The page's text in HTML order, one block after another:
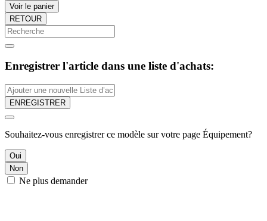
Voir le panier
RETOUR
Enregistrer l'article dans une liste d'achats:
ENREGISTRER
Souhaitez-vous enregistrer ce modèle sur votre page Équipement?
Oui
Non
Ne plus demander